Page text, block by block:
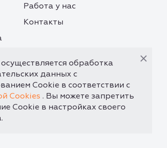
Работа у нас
Контакты
обработка
данных с
Cookie в соответствии с
Cookies . Вы можете запретить
Cookie в настройках своего